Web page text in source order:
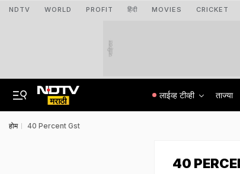
NDTV WORLD PROFIT हिंदी MOVIES CRICKET
जाहिरात
लाईव्ह टीव्ही ताज्या
होम 40 Percent Gst
40